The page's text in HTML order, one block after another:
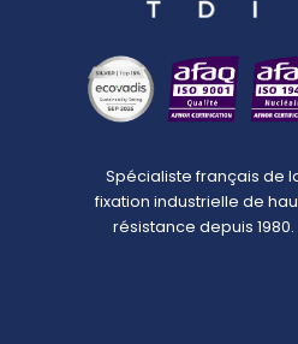
Spécialiste français de
fixation industrielle de
résistance depuis 1980.